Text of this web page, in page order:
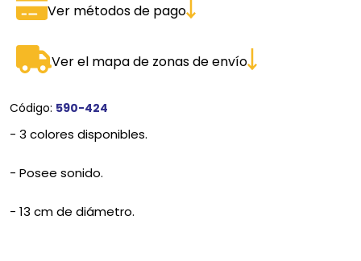
Ver métodos de pago
Ver el mapa de zonas de envío
Código: 590-424
- 3 colores disponibles.
- Posee sonido.
- 13 cm de diámetro.